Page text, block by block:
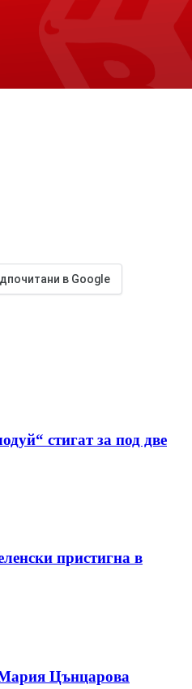
в Google
стигат за под две
пристигна в
Цънцарова